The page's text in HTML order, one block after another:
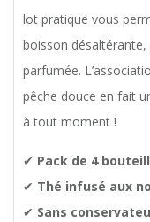
lot pratique vous
boisson
parfumée.
pêche douce en fait
à tout moment !
✔ Pack de 4
✔ Thé infusé aux
✔ Sans